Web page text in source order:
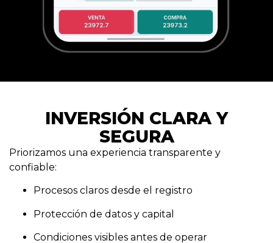
INVERSIÓN CLARA Y
SEGURA
Priorizamos una experiencia transparente y
confiable:
Procesos claros desde el registro
Protección de datos y capital
Condiciones visibles antes de operar